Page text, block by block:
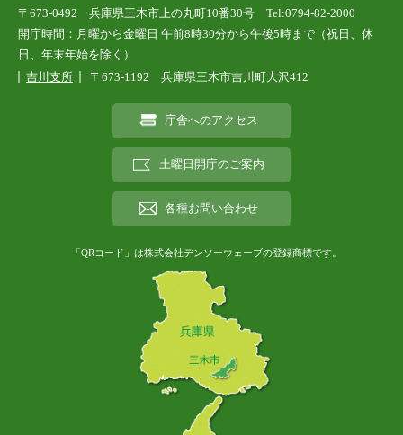
〒673-0492 兵庫県三木市上の丸町10番30号 Tel:0794-82-2000
開庁時間：月曜から金曜日 午前8時30分から午後5時まで（祝日、休
日、年末年始を除く）
吉川支所
〒673-1192 兵庫県三木市吉川町大沢412
庁舎へのアクセス
土曜日開庁のご案内
各種お問い合わせ
「QRコード」は株式会社デンソーウェーブの登録商標です。